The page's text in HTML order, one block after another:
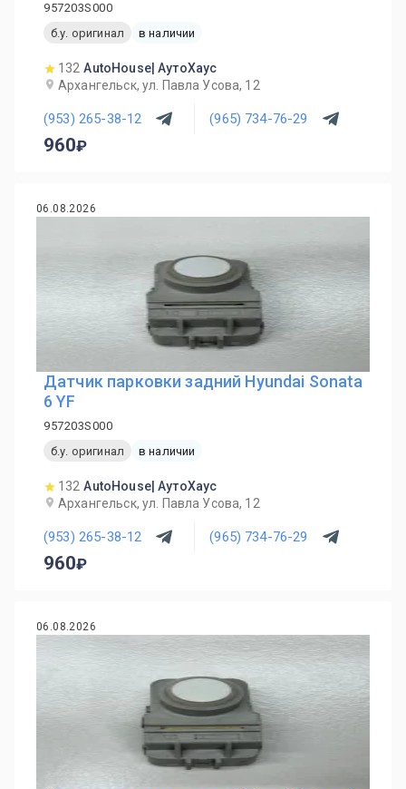
957203S000
б.у. оригинал
в наличии
132 AutoHouse| АутоХаус
Архангельск, ул. Павла Усова, 12
(953) 265-38-12 (965) 734-76-29
960
06.08.2026
Датчик парковки задний Hyundai Sonata
6 YF
957203S000
б.у. оригинал
в наличии
132 AutoHouse| АутоХаус
Архангельск, ул. Павла Усова, 12
(953) 265-38-12 (965) 734-76-29
960
06.08.2026